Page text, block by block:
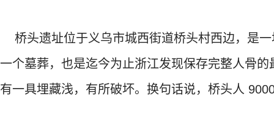
桥头遗址位于义乌市城西街道桥头村西边，是
一个墓葬，也是迄今为止浙江发现保存完整人骨
有一具埋藏浅，有所破坏。换句话说，桥头人